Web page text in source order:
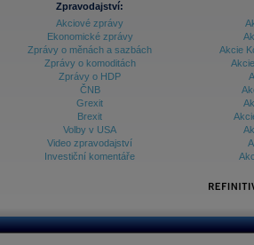
Archiv - Vývoj české koruny
Archiv analýz - Makroukazatele
Ceny průmyslových výrobců - Data a prognózy
Ceny průmyslových výrobců - Graf (ČR)
Ceny průmyslových výrobců - Kalendář (ČR)
Ceny průmyslových výrobců - Zpravodajství
Databanka - Ceny
Zpravodajství:
Akciové zprávy
Ekonomické zprávy
Zprávy o měnách a sazbách
Zprávy o komoditách
Zprávy o HDP
ČNB
Grexit
Brexit
Volby v USA
Video zpravodajství
Investiční komentáře
Akcie